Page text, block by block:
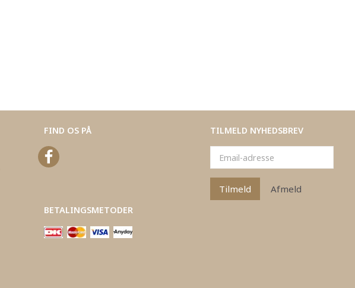
FIND OS PÅ
BETALINGSMETODER
TILMELD NYHEDSBREV
adresse
Tilmeld Afmeld